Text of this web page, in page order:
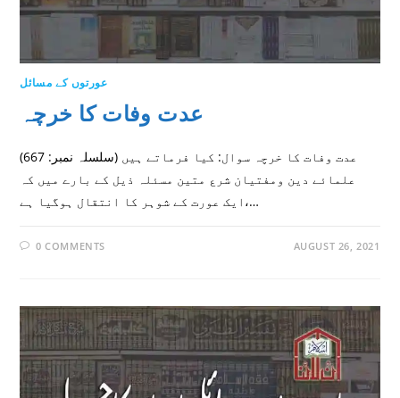
عورتوں کے مسائل
عدت وفات کا خرچہ
(سلسلہ نمبر: 667) عدت وفات کا خرچہ سوال: کیا فرماتے ہیں
علمائے دین ومفتیان شرع متین مسئلہ ذیل کے بارے میں کہ
ایک عورت کے شوہر کا انتقال ہوگیا ہے،…
0 COMMENTS AUGUST 26, 2021